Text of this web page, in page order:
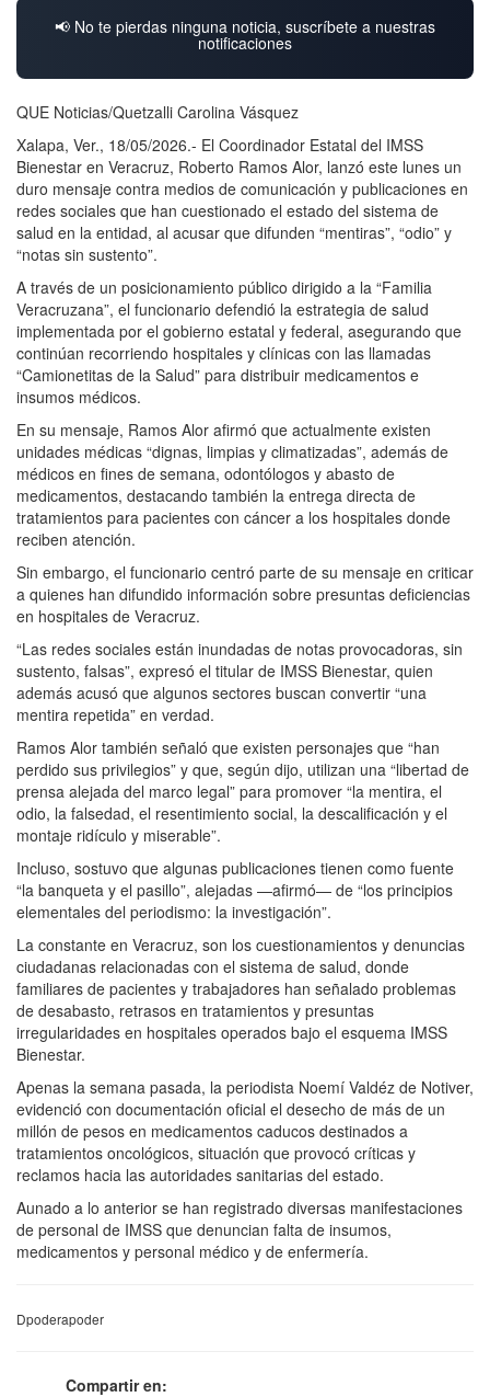
📢 No te pierdas ninguna noticia, suscríbete a nuestras
notificaciones
QUE Noticias/Quetzalli Carolina Vásquez
Xalapa, Ver., 18/05/2026.- El Coordinador Estatal del IMSS
Bienestar en Veracruz, Roberto Ramos Alor, lanzó este lunes un
duro mensaje contra medios de comunicación y publicaciones en
redes sociales que han cuestionado el estado del sistema de
salud en la entidad, al acusar que difunden “mentiras”, “odio” y
“notas sin sustento”.
A través de un posicionamiento público dirigido a la “Familia
Veracruzana”, el funcionario defendió la estrategia de salud
implementada por el gobierno estatal y federal, asegurando que
continúan recorriendo hospitales y clínicas con las llamadas
“Camionetitas de la Salud” para distribuir medicamentos e
insumos médicos.
En su mensaje, Ramos Alor afirmó que actualmente existen
unidades médicas “dignas, limpias y climatizadas”, además de
médicos en fines de semana, odontólogos y abasto de
medicamentos, destacando también la entrega directa de
tratamientos para pacientes con cáncer a los hospitales donde
reciben atención.
Sin embargo, el funcionario centró parte de su mensaje en criticar
a quienes han difundido información sobre presuntas deficiencias
en hospitales de Veracruz.
“Las redes sociales están inundadas de notas provocadoras, sin
sustento, falsas”, expresó el titular de IMSS Bienestar, quien
además acusó que algunos sectores buscan convertir “una
mentira repetida” en verdad.
Ramos Alor también señaló que existen personajes que “han
perdido sus privilegios” y que, según dijo, utilizan una “libertad de
prensa alejada del marco legal” para promover “la mentira, el
odio, la falsedad, el resentimiento social, la descalificación y el
montaje ridículo y miserable”.
Incluso, sostuvo que algunas publicaciones tienen como fuente
“la banqueta y el pasillo”, alejadas —afirmó— de “los principios
elementales del periodismo: la investigación”.
La constante en Veracruz, son los cuestionamientos y denuncias
ciudadanas relacionadas con el sistema de salud, donde
familiares de pacientes y trabajadores han señalado problemas
de desabasto, retrasos en tratamientos y presuntas
irregularidades en hospitales operados bajo el esquema IMSS
Bienestar.
Apenas la semana pasada, la periodista Noemí Valdéz de Notiver,
evidenció con documentación oficial el desecho de más de un
millón de pesos en medicamentos caducos destinados a
tratamientos oncológicos, situación que provocó críticas y
reclamos hacia las autoridades sanitarias del estado.
Aunado a lo anterior se han registrado diversas manifestaciones
de personal de IMSS que denuncian falta de insumos,
medicamentos y personal médico y de enfermería.
Dpoderapoder
Compartir en: